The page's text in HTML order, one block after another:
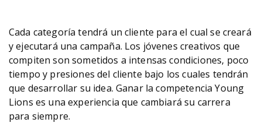
Cada categoría tendrá un cliente para el cual se creará
y ejecutará una campaña. Los jóvenes creativos que
compiten son sometidos a intensas condiciones, poco
tiempo y presiones del cliente bajo los cuales tendrán
que desarrollar su idea. Ganar la competencia Young
Lions es una experiencia que cambiará su carrera
para siempre.